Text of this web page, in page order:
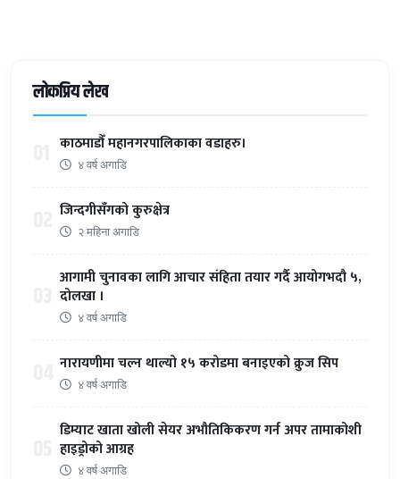
लोकप्रिय लेख
काठमाडौँ महानगरपालिकाका वडाहरु।
४ वर्ष अगाडि
जिन्दगीसँगको कुरुक्षेत्र
२ महिना अगाडि
आगामी चुनावका लागि आचार संहिता तयार गर्दै आयोगभदौ ५,
दोलखा ।
४ वर्ष अगाडि
नारायणीमा चल्न थाल्यो १५ करोडमा बनाइएको क्रुज सिप
४ वर्ष अगाडि
डिम्याट खाता खोली सेयर अभौतिकिकरण गर्न अपर तामाकोशी
हाइड्रोको आग्रह
४ वर्ष अगाडि